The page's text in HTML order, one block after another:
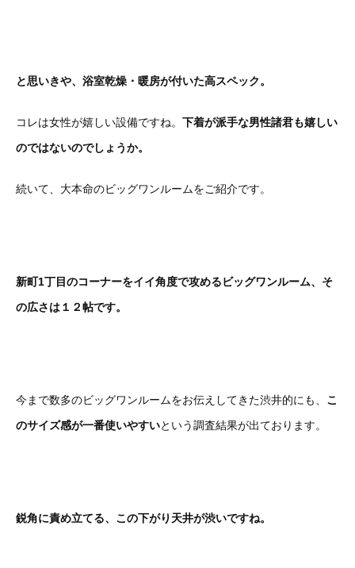
と思いきや、浴室乾燥・暖房が付いた高スペック。
コレは女性が嬉しい設備ですね。 下着が派手な男性諸君も嬉しい
のではないのでしょうか。
続いて、大本命のビッグワンルームをご紹介です。
新町1丁目のコーナーをイイ角度で攻めるビッグワンルーム、そ
の広さは１２帖です。
今まで数多のビッグワンルームをお伝えしてきた渋井的にも、 こ
のサイズ感が一番使いやすいという調査結果が出ております。
鋭角に責め立てる、この下がり天井が渋いですね。